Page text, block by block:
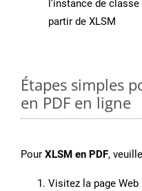
l’instance de
partir de XLSM
Étapes simples
en PDF en ligne
Pour XLSM en PDF,
Visitez la page Web